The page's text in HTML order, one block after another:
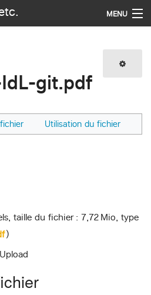
MENU
git.pdf
Utilisation du fichier
taille du fichier : 7,72 Mio, type
)